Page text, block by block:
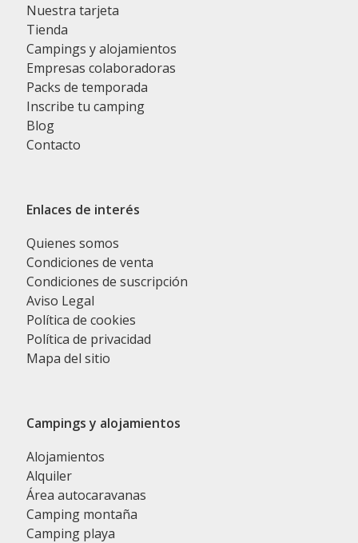
Nuestra tarjeta
Tienda
Campings y alojamientos
Empresas colaboradoras
Packs de temporada
Inscribe tu camping
Blog
Contacto
Enlaces de interés
Quienes somos
Condiciones de venta
Condiciones de suscripción
Aviso Legal
Política de cookies
Política de privacidad
Mapa del sitio
Campings y alojamientos
Alojamientos
Alquiler
Área autocaravanas
Camping montaña
Camping playa